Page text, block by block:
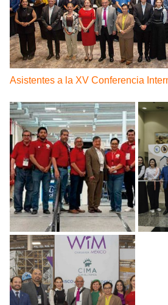
Asistentes a la XV Conferencia